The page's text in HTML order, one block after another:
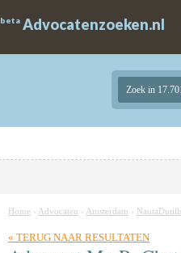
beta Advocatenzoeken.nl
Zoek in
Home › Advocaten › Amsterdam ›
« TERUG NAAR RESULTATEN